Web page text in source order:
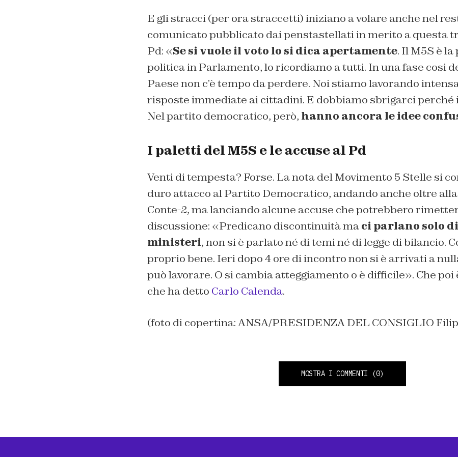
E gli stracci (per ora straccetti) iniziano a volare anche nel
comunicato pubblicato dai penstastellati in merito a questa
Pd: «Se si vuole il voto lo si dica apertamente. Il M5S è
politica in Parlamento, lo ricordiamo a tutti. In una fase cosi
Paese non c’è tempo da perdere. Noi stiamo lavorando
risposte immediate ai cittadini. E dobbiamo sbrigarci perché
Nel partito democratico, però, hanno ancora le idee
I paletti del M5S e le accuse al Pd
Venti di tempesta? Forse. La nota del Movimento 5 Stelle si
duro attacco al Partito Democratico, andando anche oltre
Conte-2, ma lanciando alcune accuse che potrebbero
discussione: «Predicano discontinuità maci parlano solo
ministeri, non si è parlato né di temi né di legge di bilancio.
proprio bene. Ieri dopo 4 ore di incontro non si è arrivati a
può lavorare. O si cambia atteggiamento o è difficile». Che poi
che ha detto Carlo Calenda.
(foto di copertina: ANSA/PRESIDENZA DEL CONSIGLIO
MOSTRA I COMMENTI (0)